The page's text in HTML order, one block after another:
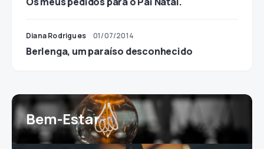
Diana Rodrigues 01/07/2014
Berlenga, um paraíso desconhecido
Bem-Estar